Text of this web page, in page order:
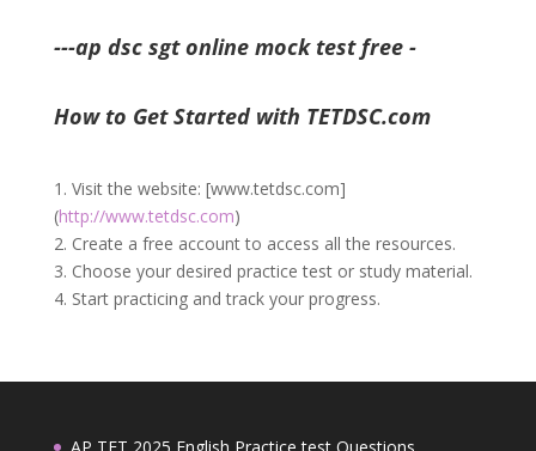
---ap dsc sgt online mock test free -
How to Get Started with TETDSC.com
1. Visit the website: [www.tetdsc.com]
(http://www.tetdsc.com)
2. Create a free account to access all the resources.
3. Choose your desired practice test or study material.
4. Start practicing and track your progress.